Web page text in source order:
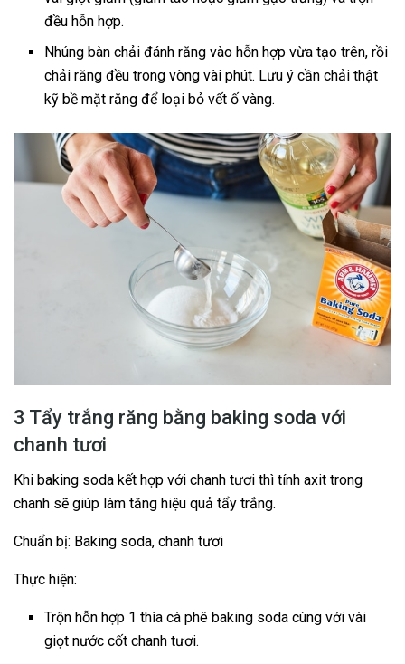
đều hỗn hợp.
Nhúng bàn chải đánh răng vào hỗn hợp vừa tạo trên, rồi
chải răng đều trong vòng vài phút. Lưu ý cần chải thật
kỹ bề mặt răng để loại bỏ vết ố vàng.
3 Tẩy trắng răng bằng baking soda với
chanh tươi
Khi baking soda kết hợp với chanh tươi thì tính axit trong
chanh sẽ giúp làm tăng hiệu quả tẩy trắng.
Chuẩn bị: Baking soda, chanh tươi
Thực hiện:
Trộn hỗn hợp 1 thìa cà phê baking soda cùng với vài
giọt nước cốt chanh tươi.